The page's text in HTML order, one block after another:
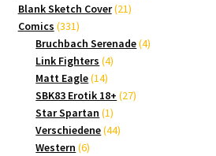
Blank Sketch Cover 2121
Comics 331331
Produkte
Bruchbach Serenade 44
Link Fighters 44
Matt Eagle 1414
Produkte
SBK83 Erotik 18+ 2727
Star Spartan 11
Produkt
Verschiedene 4444
Western 66